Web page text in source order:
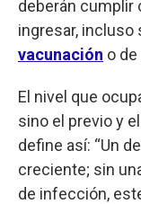
deberán cumplir
ingresar, incluso
vacunación o
El nivel que
sino el previo y
define así: “Un
creciente; sin
de infección,